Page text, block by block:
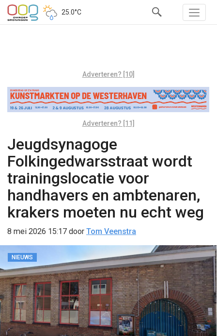
25.0°C
Adverteren? [10]
Adverteren? [11]
Jeugdsynagoge
Folkingedwarsstraat wordt
trainingslocatie voor
handhavers en ambtenaren,
krakers moeten nu echt weg
8 mei 2026 15:17 door Tom Veenstra
NIEUWS